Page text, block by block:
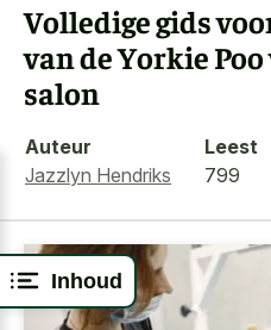
Inhoud
Volledige gids
van de Yorkie
salon
Auteur
Jazzlyn Hendriks
Leest
799